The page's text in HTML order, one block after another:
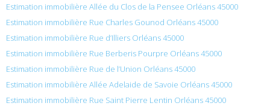
Estimation immobilière Allée du Clos de la Pensee Orléans 45000
Estimation immobilière Rue Charles Gounod Orléans 45000
Estimation immobilière Rue d’Illiers Orléans 45000
Estimation immobilière Rue Berberis Pourpre Orléans 45000
Estimation immobilière Rue de l’Union Orléans 45000
Estimation immobilière Allée Adelaide de Savoie Orléans 45000
Estimation immobilière Rue Saint Pierre Lentin Orléans 45000